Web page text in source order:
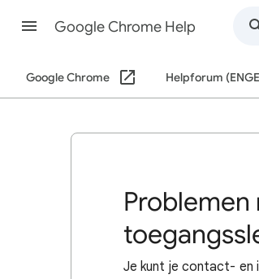
Google Chrome Help
Google Chrome Helpforum
Je kunt je contact- en